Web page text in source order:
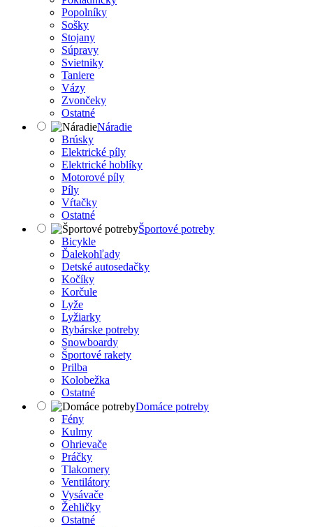
Popolníky
Sošky
Stojany
Súpravy
Svietniky
Taniere
Vázy
Zvončeky
Ostatné
Náradie
Brúsky
Elektrické píly
Elektrické hoblíky
Motorové píly
Píly
Vŕtačky
Ostatné
Športové potreby
Bicykle
Ďalekohľady
Detské autosedačky
Kočíky
Korčule
Lyže
Lyžiarky
Rybárske potreby
Snowboardy
Športové rakety
Prilba
Kolobežka
Ostatné
Domáce potreby
Fény
Kulmy
Ohrievače
Práčky
Tlakomery
Ventilátory
Vysávače
Žehličky
Ostatné